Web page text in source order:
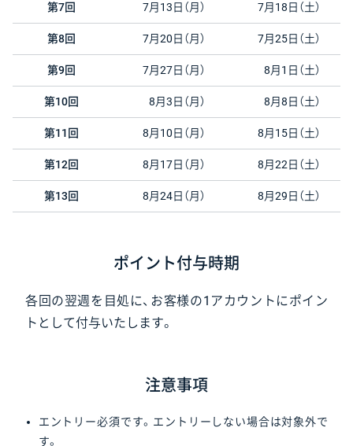
第7回 7月13日（月） 7月18日（土）
第8回 7月20日（月） 7月25日（土）
第9回 7月27日（月） 8月1日（土）
第10回 8月3日（月） 8月8日（土）
第11回 8月10日（月） 8月15日（土）
第12回 8月17日（月） 8月22日（土）
第13回 8月24日（月） 8月29日（土）
ポイント付与時期
各回の翌週を目処に、お客様の1アカウントにポイン
トとして付与いたします。
注意事項
エントリー必須です。エントリーしない場合は対象外で
す。